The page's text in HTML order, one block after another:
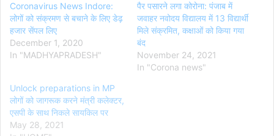
Coronavirus News Indore:
लोगों को संक्रमण से बचाने के लिए डेढ़
हजार सेंपल लिए
December 1, 2020
In "MADHYAPRADESH"
पैर पसारने लगा कोरोना: पंजाब में
जवाहर नवोदय विद्यालय में 13 विद्यार्थी
मिले संक्रमित, कक्षाओं को किया गया
बंद
November 24, 2021
In "Corona news"
Unlock preparations in MP
लोगों को जागरूक करने मंत्री कलेक्टर,
एसपी के साथ निकले सायकिल पर
May 28, 2021